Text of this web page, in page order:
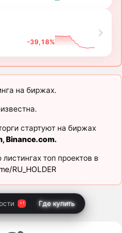
-39,18%
на биржах.
стартуют на биржах
,Binance.com.
топ проектов в
RU_HOLDER
Где купить